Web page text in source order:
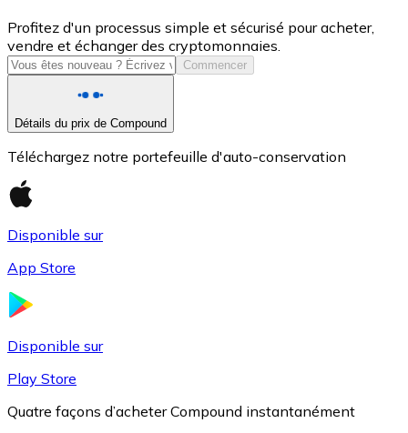
USD Coin
USDC
Profitez d'un processus simple et sécurisé pour acheter,
vendre et échanger des cryptomonnaies.
Commencer
Détails du prix de Compound
Téléchargez notre portefeuille d'auto-conservation
Disponible sur
App Store
Disponible sur
Play Store
Quatre façons d’acheter Compound instantanément